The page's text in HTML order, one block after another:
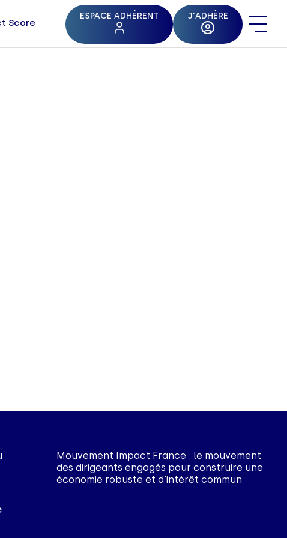
Score
ESPACE ADHÉRENT J'ADHÈRE
Mouvement Impact France : le mouvement
des dirigeants engagés pour construire une
économie robuste et d'intérêt commun